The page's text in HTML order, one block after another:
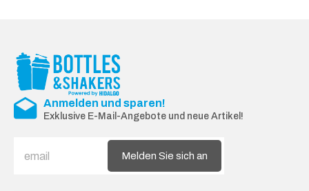
Anmelden und sparen!
Exklusive E-Mail-Angebote und neue Artikel!
Melden Sie sich an